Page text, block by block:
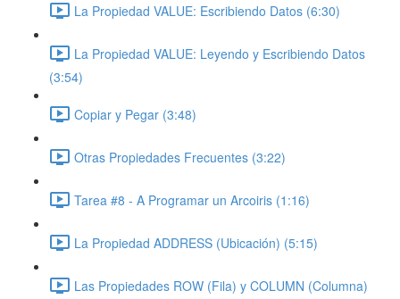
La Propiedad VALUE: Escribiendo Datos (6:30)
La Propiedad VALUE: Leyendo y Escribiendo Datos
(3:54)
Copiar y Pegar (3:48)
Otras Propiedades Frecuentes (3:22)
Tarea #8 - A Programar un Arcoiris (1:16)
La Propiedad ADDRESS (Ubicación) (5:15)
Las Propiedades ROW (Fila) y COLUMN (Columna)